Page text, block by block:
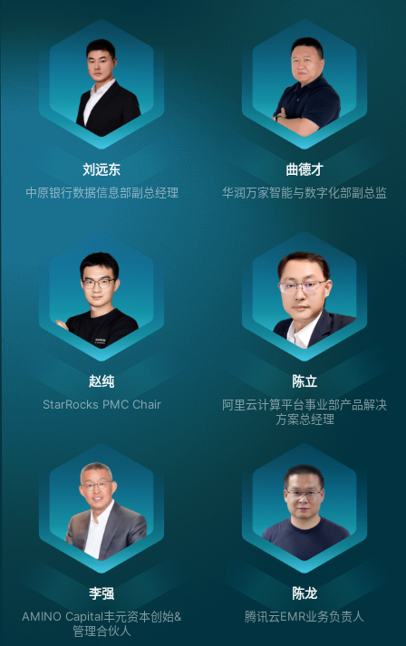
刘远东
中原银行数据信息部副总经理
曲德才
华润万家智能与数字化部副总监
赵纯
StarRocks PMC Chair
陈立
阿里云计算平台事业部产品解决
方案总经理
李强
AMINO Capital丰元资本创始&
管理合伙人
陈龙
腾讯云EMR业务负责人